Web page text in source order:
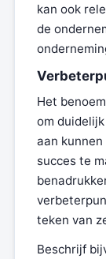
kan ook
de
Het
om
aan
succes te
teken van
Beschrijf